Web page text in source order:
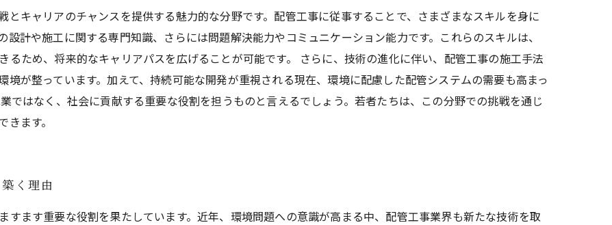
とキャリアのチャンスを提供する魅力的な分野です。配管工事に従事することで、さまざまなスキルを身に
計や施工に関する専門知識、さらには問題解決能力やコミュニケーション能力です。これらのスキルは、
るため、将来的なキャリアパスを広げることが可能です。 さらに、技術の進化に伴い、配管工事の施工手法
が整っています。加えて、持続可能な開発が重視される現在、環境に配慮した配管システムの需要も高まっ
ではなく、社会に貢献する重要な役割を担うものと言えるでしょう。若者たちは、この分野での挑戦を通じ
ます。
く理由
すます重要な役割を果たしています。近年、環境問題への意識が高まる中、配管工事業界も新たな技術を取